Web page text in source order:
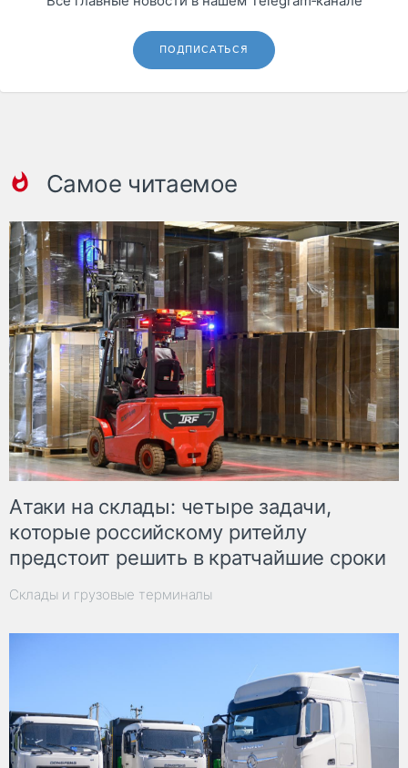
ПОДПИСАТЬСЯ
Самое читаемое
Атаки на склады: четыре задачи,
которые российскому ритейлу
предстоит решить в кратчайшие сроки
Склады и грузовые терминалы